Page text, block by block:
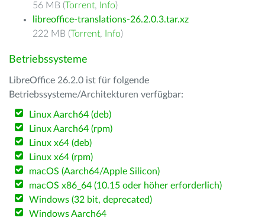
56 MB (Torrent, Info)
libreoffice-translations-26.2.0.3.tar.xz
222 MB (Torrent, Info)
Betriebssysteme
LibreOffice 26.2.0 ist für folgende
Betriebssysteme/Architekturen verfügbar:
Linux Aarch64 (deb)
Linux Aarch64 (rpm)
Linux x64 (deb)
Linux x64 (rpm)
macOS (Aarch64/Apple Silicon)
macOS x86_64 (10.15 oder höher erforderlich)
Windows (32 bit, deprecated)
Windows Aarch64